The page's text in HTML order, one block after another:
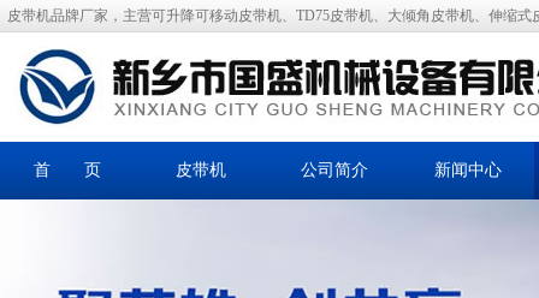
皮带机品牌厂家，主营可升降可移动皮带机、TD75皮带机、大倾角皮带机、伸缩式
首 页 皮带机 公司简介 新闻中心